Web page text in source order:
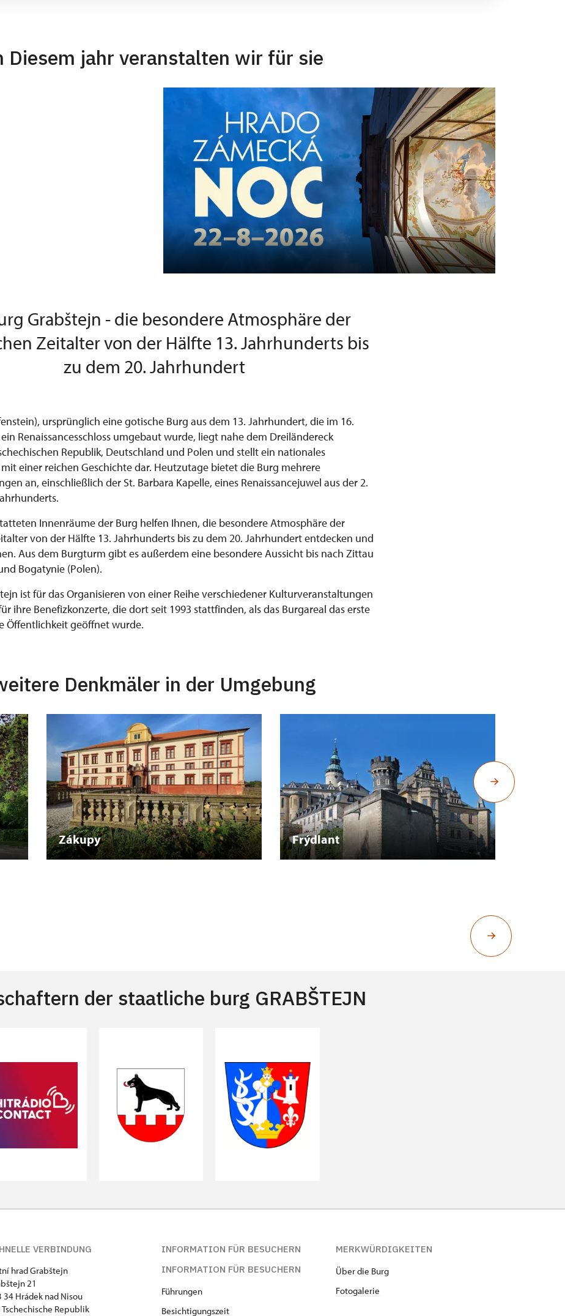
Diesem jahr veranstalten wir für sie
Grabštejn - die besondere Atmosphäre der
Zeitalter von der Hälfte 13. Jahrhunderts bis
zu dem 20. Jahrhundert
ursprünglich eine gotische Burg aus dem 13. Jahrhundert, die im 16.
Renaissancesschloss umgebaut wurde, liegt nahe dem Dreiländereck
Republik, Deutschland und Polen und stellt ein nationales
einer reichen Geschichte dar. Heutzutage bietet die Burg mehrere
an, einschließlich der St. Barbara Kapelle, eines Renaissancejuwel aus der 2.
Innenräume der Burg helfen Ihnen, die besondere Atmosphäre der
von der Hälfte 13. Jahrhunderts bis zu dem 20. Jahrhundert entdecken und
Aus dem Burgturm gibt es außerdem eine besondere Aussicht bis nach Zittau
Bogatynie (Polen).
ist für das Organisieren von einer Reihe verschiedener Kulturveranstaltungen
ihre Benefizkonzerte, die dort seit 1993 stattfinden, als das Burgareal das erste
Öffentlichkeit geöffnet wurde.
Denkmäler in der Umgebung
Zákupy Frýdlant
der staatliche burg GRABŠTEJN
VERBINDUNG
hrad Grabštejn
21
34 Hrádek nad Nisou
Tschechische Republik
INFORMATION FÜR BESUCHERN
INFORMATION FÜR BESUCHERN
Führungen
Besichtigungszeit
MERKWÜRDIGKEITEN
Über die Burg
Fotogalerie